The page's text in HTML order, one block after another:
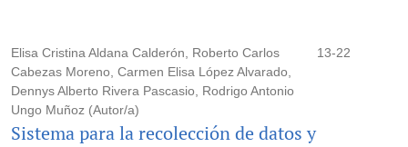
Elisa Cristina Aldana Calderón, Roberto Carlos
Cabezas Moreno, Carmen Elisa López Alvarado,
Dennys Alberto Rivera Pascasio, Rodrigo Antonio
Ungo Muñoz (Autor/a)
13-22
Sistema para la recolección de datos y